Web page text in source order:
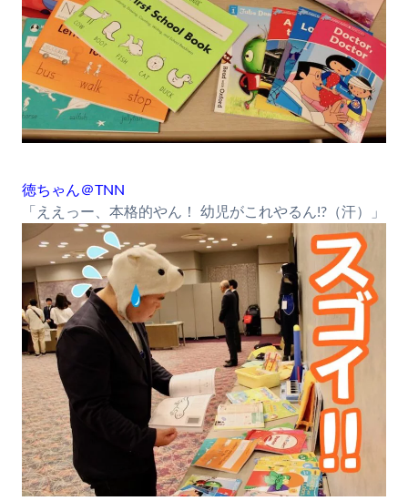
徳ちゃん＠TNN
「ええっー、本格的やん！ 幼児がこれやるん!?（汗）」